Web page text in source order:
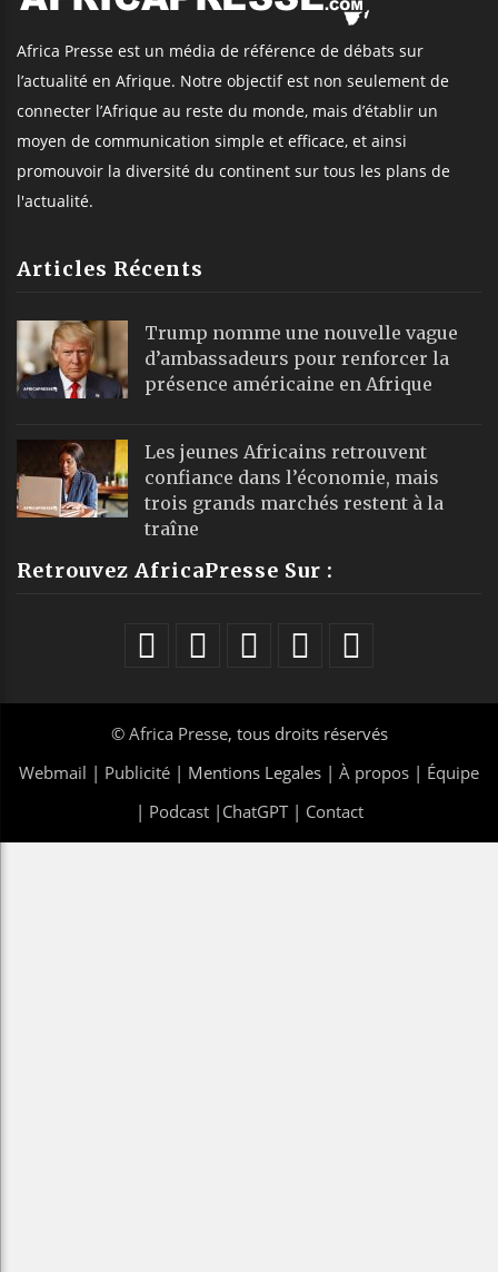
Africa Presse est un média de référence de débats sur
l’actualité en Afrique. Notre objectif est non seulement de
connecter l’Afrique au reste du monde, mais d’établir un
moyen de communication simple et efficace, et ainsi
promouvoir la diversité du continent sur tous les plans de
l'actualité.
Articles Récents
Trump nomme une nouvelle vague
d’ambassadeurs pour renforcer la
présence américaine en Afrique
Les jeunes Africains retrouvent
confiance dans l’économie, mais
trois grands marchés restent à la
traîne
Retrouvez AfricaPresse Sur :
© Africa Presse, tous droits réservés
Webmail | Publicité | Mentions Legales | À propos | Équipe
| Podcast| ChatGPT| Contact